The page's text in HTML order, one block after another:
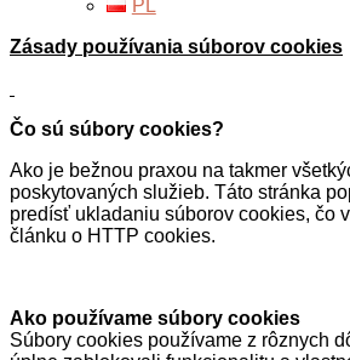
PL
Cookie Disclaimer
Zásady používania súborov cookies
Čo sú súbory cookies?
Ako je bežnou praxou na takmer
poskytovaných služieb. Táto stránka
predísť ukladaniu súborov cookies, čo
článku o HTTP cookies.
Ako používame súbory cookies
Súbory cookies používame z rôznych